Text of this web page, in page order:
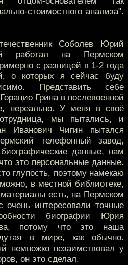
стоимостного анализа".
Соболев Юрий
работал на Пермском
с разницей в 1-2 года
о которых я сейчас буду
Представить себе
Грина в послевоенной
нереально. У меня в своё
мы пытались, и
Иванович Чигин пытался
телефонный завод,
данные, нам
это персональные данные.
глупость, поэтому намекаю
в местной библиотеке,
материалы есть, на Пермском
интересовали точные
биографии Юрия
потому что это наша
в мире, как обычно.
немножко позаимствовал у
он это сделал.